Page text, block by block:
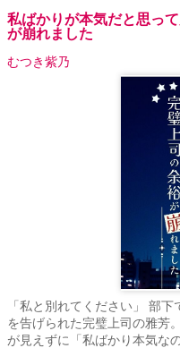
私ばかりが本気だと思っ
が崩れました
むつき紫乃
「私と別れてください」 部
を告げられた完璧上司の雅芳
が見えずに「私ばかり本気な